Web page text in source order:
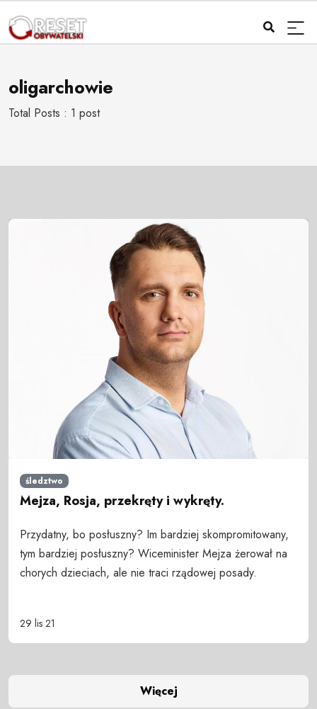
oligarchowie
Total Posts : 1 post
śledztwo
Mejza, Rosja, przekręty i wykręty.
Przydatny, bo posłuszny? Im bardziej skompromitowany,
tym bardziej posłuszny? Wiceminister Mejza żerował na
chorych dzieciach, ale nie traci rządowej posady.
29 lis 21
Więcej